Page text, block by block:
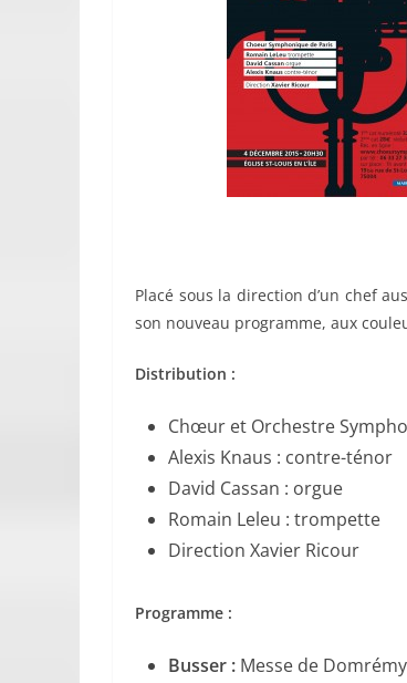
Placé sous la direction d’un chef
son nouveau programme, aux
Distribution :
Chœur et Orchestre
Alexis Knaus : contre-ténor
David Cassan : orgue
Romain Leleu : trompette
Direction Xavier Ricour
Programme :
Busser : Messe de